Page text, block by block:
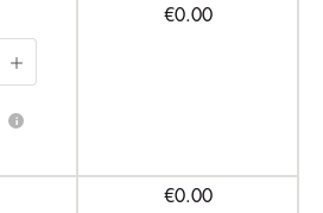
i
€0.00
€0.00